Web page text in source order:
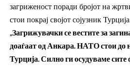
загриженост поради бројот на
стои покрај својот сојузник
„Загрижувачки се вестите за
доаѓаат од Анкара. НАТО стои до
Турција. Силно ги осудуваме